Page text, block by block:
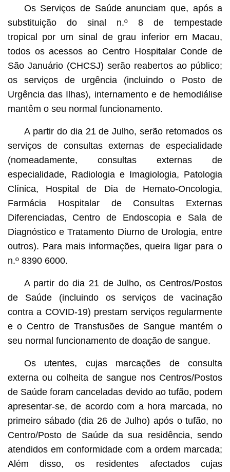
Os Serviços de Saúde anunciam que, após a
substituição do sinal n.º 8 de tempestade
tropical por um sinal de grau inferior em Macau,
todos os acessos ao Centro Hospitalar Conde de
São Januário (CHCSJ) serão reabertos ao público;
os serviços de urgência (incluindo o Posto de
Urgência das Ilhas), internamento e de hemodiálise
mantêm o seu normal funcionamento.
A partir do dia 21 de Julho, serão retomados os
serviços de consultas externas de especialidade
(nomeadamente, consultas externas de
especialidade, Radiologia e Imagiologia, Patologia
Clínica, Hospital de Dia de Hemato-Oncologia,
Farmácia Hospitalar de Consultas Externas
Diferenciadas, Centro de Endoscopia e Sala de
Diagnóstico e Tratamento Diurno de Urologia, entre
outros). Para mais informações, queira ligar para o
n.º 8390 6000.
A partir do dia 21 de Julho, os Centros/Postos
de Saúde (incluindo os serviços de vacinação
contra a COVID-19) prestam serviços regularmente
e o Centro de Transfusões de Sangue mantém o
seu normal funcionamento de doação de sangue.
Os utentes, cujas marcações de consulta
externa ou colheita de sangue nos Centros/Postos
de Saúde foram canceladas devido ao tufão, podem
apresentar-se, de acordo com a hora marcada, no
primeiro sábado (dia 26 de Julho) após o tufão, no
Centro/Posto de Saúde da sua residência, sendo
atendidos em conformidade com a ordem marcada;
Além disso, os residentes afectados cujas